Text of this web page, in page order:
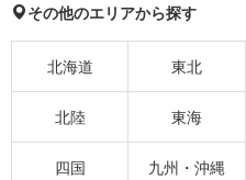
その他のエリアから探す
北海道 東北
北陸 東海
四国 九州・沖縄